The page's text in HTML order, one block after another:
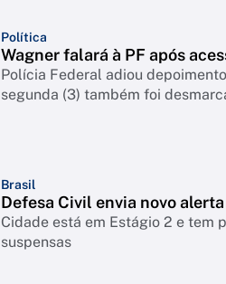
Política
Wagner falará à PF após
Polícia Federal adiou
segunda (3) também foi
Brasil
Defesa Civil envia novo
Cidade está em Estágio 2 e tem
suspensas